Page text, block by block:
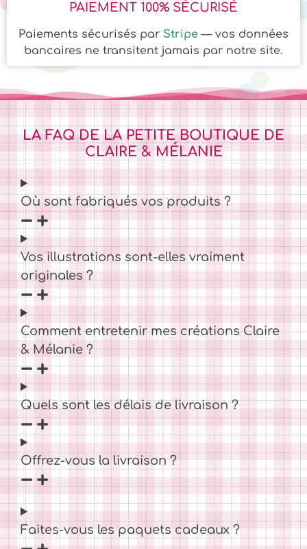
PAIEMENT 100% SÉCURISÉ
Paiements sécurisés par Stripe — vos données
bancaires ne transitent jamais par notre site.
LA FAQ DE LA PETITE BOUTIQUE DE
CLAIRE & MÉLANIE
Où sont fabriqués vos produits ?
Vos illustrations sont-elles vraiment
originales ?
Comment entretenir mes créations Claire
& Mélanie ?
Quels sont les délais de livraison ?
Offrez-vous la livraison ?
Faites-vous les paquets cadeaux ?